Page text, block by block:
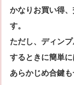
かなりお買い得
す。
ただし、ディン
するときに簡単に
あらかじめ合鍵